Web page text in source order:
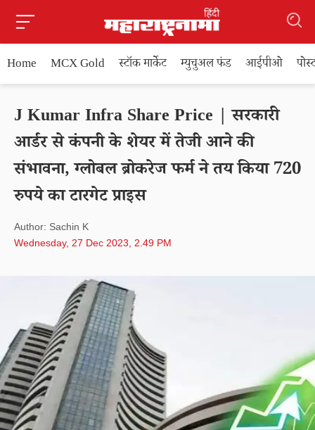
Home MCX Gold स्टॉक मार्केट म्युचुअल फंड आईपीओ
J Kumar Infra Share Price | सरकारी
आर्डर से कंपनी के शेयर में तेजी आने की
संभावना, ग्लोबल ब्रोकरेज फर्म ने तय किया 720
रुपये का टारगेट प्राइस
Author: Sachin K
Wednesday, 27 Dec 2023, 2.49 PM